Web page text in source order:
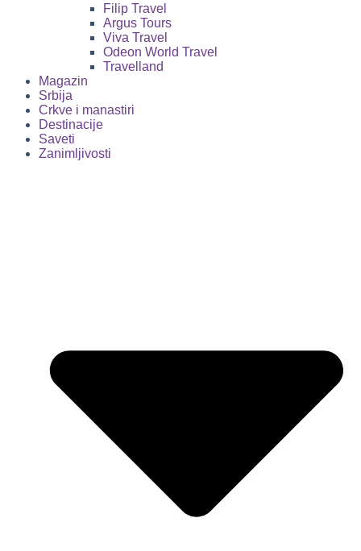
Filip Travel
Argus Tours
Viva Travel
Odeon World Travel
Travelland
Magazin
Srbija
Crkve i manastiri
Destinacije
Saveti
Zanimljivosti